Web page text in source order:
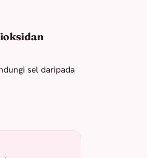
sel daripada